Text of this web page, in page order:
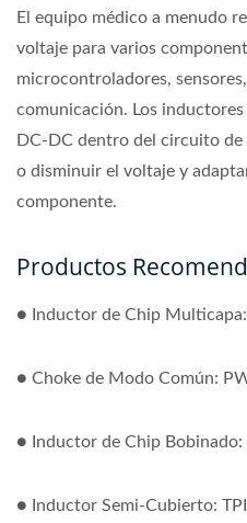
El equipo médico a menudo
voltaje para varios
microcontroladores,
comunicación. Los
DC-DC dentro del circuito
o disminuir el voltaje y
componente.
Productos
● Inductor de Chip
● Choke de Modo Común:
● Inductor de Chip
● Inductor Semi-Cubierto: